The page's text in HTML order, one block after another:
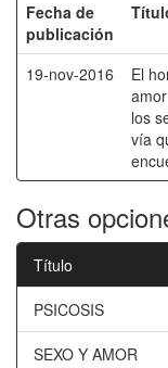
Fecha de
publicación
19-nov-2016
El
los
vía
Otras
Título
PSICOSIS
SEXO Y AMOR